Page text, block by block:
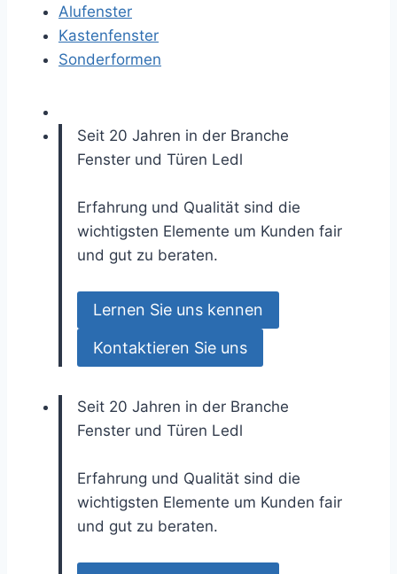
Alufenster
Kastenfenster
Sonderformen
Seit 20 Jahren in der Branche
Fenster und Türen Ledl
Erfahrung und Qualität sind die
wichtigsten Elemente um Kunden fair
und gut zu beraten.
Lernen Sie uns kennen
Kontaktieren Sie uns
Seit 20 Jahren in der Branche
Fenster und Türen Ledl
Erfahrung und Qualität sind die
wichtigsten Elemente um Kunden fair
und gut zu beraten.